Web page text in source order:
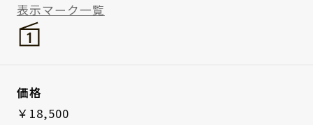
表示マーク一覧
価格
￥18,500